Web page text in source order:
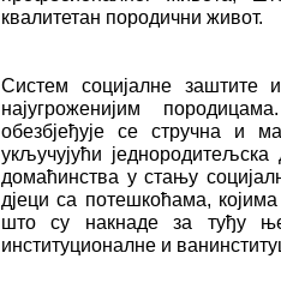
квалитетан породични живот.
Систем социјалне заштите
најугроженијим
обезбјеђује се стручна и
укључујући
домаћинства у стању
дјеци са потешкоћама,
што су накнаде за туђу
институционалне и